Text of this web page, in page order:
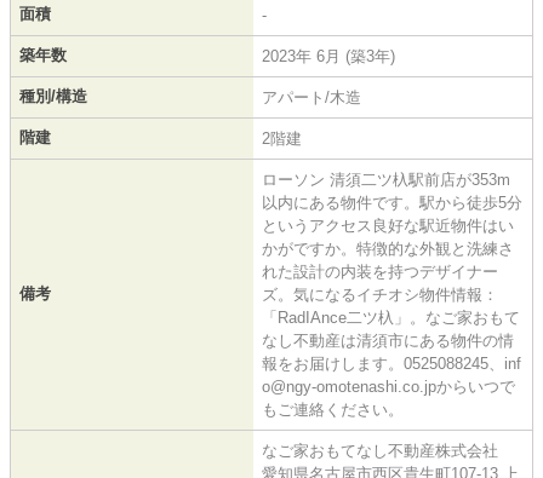
面積 -
築年数 2023年 6月 (築3年)
種別/構造 アパート/木造
階建 2階建
備考
ローソン 清須二ツ杁駅前店が353m
以内にある物件です。駅から徒歩5分
というアクセス良好な駅近物件はい
かがですか。特徴的な外観と洗練さ
れた設計の内装を持つデザイナー
ズ。気になるイチオシ物件情報：
「RadIAnce二ツ杁」。なご家おもて
なし不動産は清須市にある物件の情
報をお届けします。0525088245、inf
o@ngy-omotenashi.co.jpからいつで
もご連絡ください。
なご家おもてなし不動産株式会社
愛知県名古屋市西区貴生町107-13 上